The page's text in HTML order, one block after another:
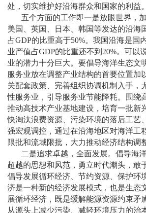
处，切实维护好沿海群众和国家的利益。
五个方面的工作即一是放眼世界，
美国、英国、日本、韩国等发达的沿海
占GDP的比重高于50%。我国沿海是国
业产值占GDP的比重还不到 20%。可以
业的潜力十分巨大。要倡导海洋生态文
服务业放在调整产业结构的首要位置加
关配套政策、完善组织协调机制入手，
性服务业，引导服务业节能降耗。围绕
推动高技术产业基地建设，培育一批新
快淘汰浪费资源、污染环境的落后工艺
强宏观调控，通过在沿海地区对海洋工
限批和流域限批，大力推动经济结构调
二是追求卓越，全面发展。倡导海
超越的思想和风范，勇立时代潮头，敢
倡导发展循环经济、节约资源、保护环
济是一种新的经济发展模式，也是生态
展循环经济，既是缓解能源资源约束矛
从源头上减少污染、减轻环境压力的治